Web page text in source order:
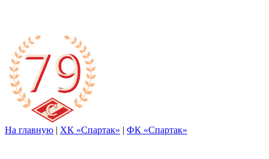
На главную | ХК «Спартак» | ФК «Спартак»